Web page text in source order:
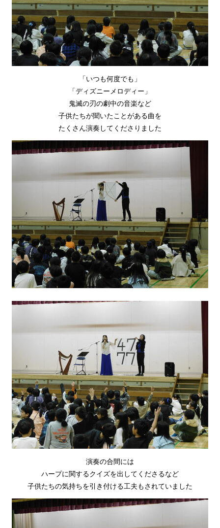
「いつも何度でも」
「ディズニーメロディー」
鬼滅の刃の劇中の音楽など
子供たちが聞いたことがある曲を
たくさん演奏してくださりました
演奏の合間には
ハープに関するクイズを出してくださるなど
子供たちの気持ちを引き付ける工夫もされていました